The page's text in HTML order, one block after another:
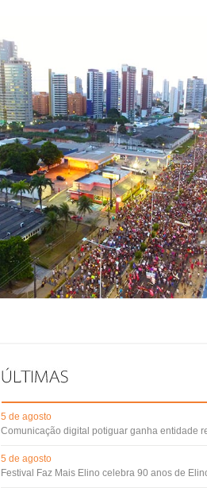
5 de agosto
Comunicação digital potiguar ganha entidade
5 de agosto
Festival Faz Mais Elino celebra 90 anos de